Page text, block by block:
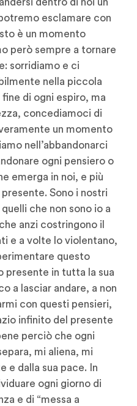
dentro di noi un
esclamare con
è un momento
però sempre a tornare
sorridiamo e ci
nella piccola
di ogni espiro, ma
concediamoci di
un momento
nell’abbandonarci
ogni pensiero o
emerga in noi, e più
Sono i nostri
che non sono io a
anzi costringono il
e a volte lo violentano,
questo
presente in tutta la sua
a lasciar andare, a non
con questi pensieri,
infinito del presente
perciò che ogni
mi aliena, mi
e dalla sua pace. In
ogni giorno di
e di “messa a